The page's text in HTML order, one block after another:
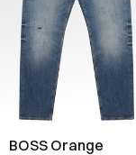
BOSS Orange